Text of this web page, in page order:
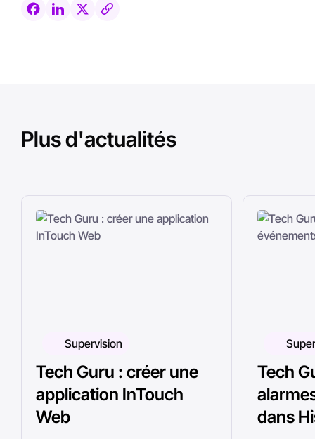
Plus d'actualités
Supervision
Tech Guru : créer une
application InTouch
Web
Tech
dans